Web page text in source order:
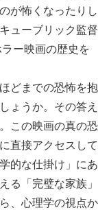
が怖くなったりし
ューブリック監督
ー映画の歴史を
どまでの恐怖を抱
ょうか。その答え
この映画の真の恐
直接アクセスして
的な仕掛け」にあ
る「完璧な家族」
、心理学の視点か